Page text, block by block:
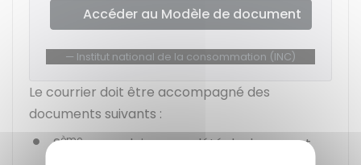
Accéder au Modèle de document
Institut national de la consommation (INC)
Le courrier doit être accompagné des
documents suivants :
2èmeexemplaire complété du document